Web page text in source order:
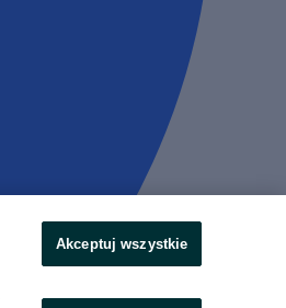
Akceptuj wszystkie